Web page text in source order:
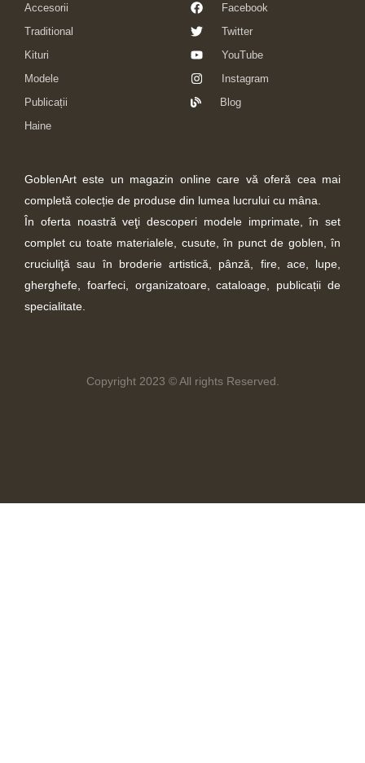
Accesorii
Traditional
Kituri
Modele
Publicații
Haine
Facebook
Twitter
YouTube
Instagram
Blog
GoblenArt este un magazin online care vă oferă cea mai
completă colecție de produse din lumea lucrului cu mâna.
În oferta noastră veţi descoperi modele imprimate, în set
complet cu toate materialele, cusute, în punct de goblen, în
cruciuliţă sau în broderie artistică, pânză, fire, ace, lupe,
gherghefe, foarfeci, organizatoare, cataloage, publicații de
specialitate.
Copyright 2023 © All rights Reserved.